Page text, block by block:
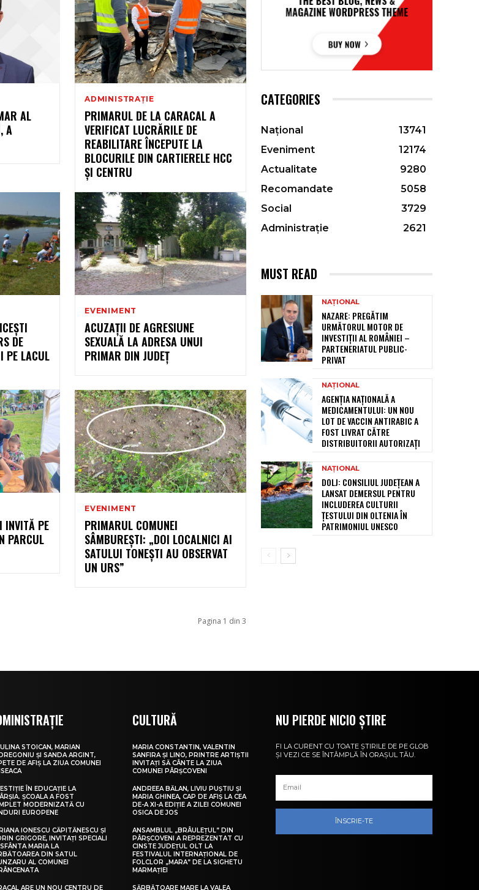
AL
A
ADMINISTRAȚIE
PRIMARUL DE LA CARACAL A
VERIFICAT LUCRĂRILE DE
REABILITARE ÎNCEPUTE LA
BLOCURILE DIN CARTIERELE HCC
ȘI CENTRU
DE
PE LACUL
EVENIMENT
ACUZAȚII DE AGRESIUNE
SEXUALĂ LA ADRESA UNUI
PRIMAR DIN JUDEȚ
INVITĂ PE
PARCUL
EVENIMENT
PRIMARUL COMUNEI
SÂMBUREȘTI: „DOI LOCALNICI AI
SATULUI TONEȘTI AU OBSERVAT
UN URS”
Pagina 1 din 3
CATEGORIES
Național
13741
Eveniment
12174
Actualitate
9280
Recomandate
5058
Social
3729
Administrație
2621
MUST READ
NAȚIONAL
NAZARE: PREGĂTIM
URMĂTORUL MOTOR DE
INVESTIȚII AL ROMÂNIEI –
PARTENERIATUL PUBLIC-
PRIVAT
NAȚIONAL
AGENȚIA NAȚIONALĂ A
MEDICAMENTULUI: UN NOU
LOT DE VACCIN ANTIRABIC A
FOST LIVRAT CĂTRE
DISTRIBUITORII AUTORIZAȚI
NAȚIONAL
DOLJ: CONSILIUL JUDEȚEAN A
LANSAT DEMERSUL PENTRU
INCLUDEREA CULTURII
ȚESTULUI DIN OLTENIA ÎN
PATRIMONIUL UNESCO
STOICAN, MARIAN
ȘI SANDA ARGINT,
DE AFIȘ LA ZIUA COMUNEI
ÎN EDUCAȚIE LA
ȘCOALA A FOST
MODERNIZATĂ CU
EUROPENE
IONESCU CĂPITĂNESCU ȘI
GRIGORE, INVITAȚI SPECIALI
MARIA LA
DIN SATUL
AL COMUNEI
ARE UN NOU CENTRU DE
CULTURĂ
MARIA CONSTANTIN, VALENTIN
SANFIRA ȘI LINO, PRINTRE ARTIȘTII
INVITAȚI SĂ CÂNTE LA ZIUA
COMUNEI PÂRȘCOVENI
ANDREEA BĂLAN, LIVIU PUȘTIU ȘI
MARIA GHINEA, CAP DE AFIȘ LA CEA
DE-A XI-A EDIȚIE A ZILEI COMUNEI
OSICA DE JOS
ANSAMBLUL „BRÂULEȚUL” DIN
PÂRȘCOVENI A REPREZENTAT CU
CINSTE JUDEȚUL OLT LA
FESTIVALUL INTERNAȚIONAL DE
FOLCLOR „MARA” DE LA SIGHETU
MARMAȚIEI
SĂRBĂTOARE MARE LA VALEA
NU PIERDE NICIO ȘTIRE
FI LA CURENT CU TOATE ȘTIRILE DE PE GLOB
ȘI VEZI CE SE ÎNTÂMPLĂ ÎN ORAȘUL TĂU.
ÎNSCRIE-TE